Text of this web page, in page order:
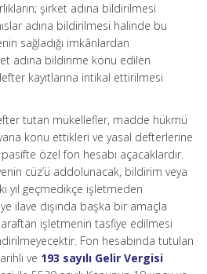
şirket adına bildirilmesi
adına bildirilmesi halinde bu
sağladığı imkânlardan
adına bildirime konu edilen
kayıtlarına intikal ettirilmesi
tutan mükellefler, madde hükmü
konu ettikleri ve yasal defterlerine
özel fon hesabı açacaklardır.
cüz’ü addolunacak, bildirim veya
yıl geçmedikçe işletmeden
ilave dışında başka bir amaçla
işletmenin tasfiye edilmesi
Fon hesabında tutulan
ve 193 sayılı Gelir Vergisi